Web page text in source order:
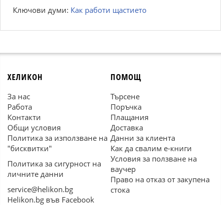
Ключови думи: Как работи щастието
ХЕЛИКОН
За нас
Работа
Контакти
Общи условия
Политика за използване на
"бисквитки"
Политика за сигурност на
личните данни
service@helikon.bg
Helikon.bg във Facebook
ПОМОЩ
Търсене
Поръчка
Плащания
Доставка
Данни за клиента
Как да свалим е-книги
Условия за ползване на
ваучер
Право на отказ от закупена
стока